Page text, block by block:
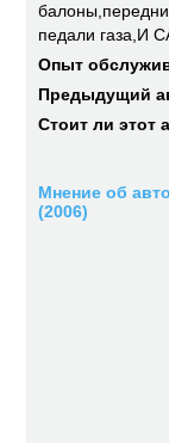
педали газа,И
Опыт
Предыдущий
Стоит ли этот
Мнение об
(2006)